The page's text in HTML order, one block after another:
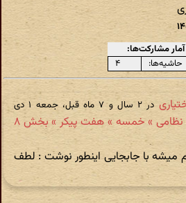
آمار مشارکت‌ها:
حاشیه‌ها:
۴
در ‫۲ سال و ۷ ماه قبل، جمعه ۱ دی
نظامی » خمسه » هفت پیکر » بخش ۸
با جابجایی اینطور نوشت : لطف